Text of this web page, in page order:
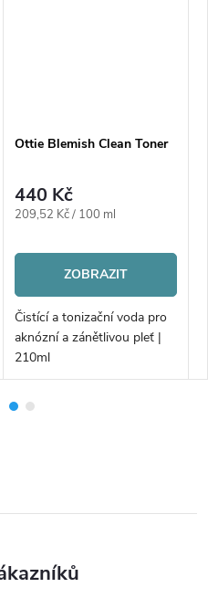
Ottie Blemish Clean Toner
440 Kč
Měrná
209,52 Kč / 100 ml
ZOBRAZIT
Čistící a tonizační voda pro
aknózní a zánětlivou pleť |
210ml